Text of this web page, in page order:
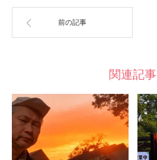
前の記事
関連記事